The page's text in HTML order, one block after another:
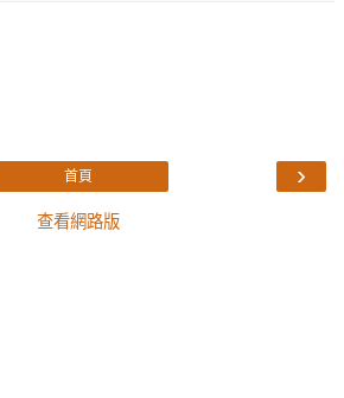
›
首頁
查看網路版